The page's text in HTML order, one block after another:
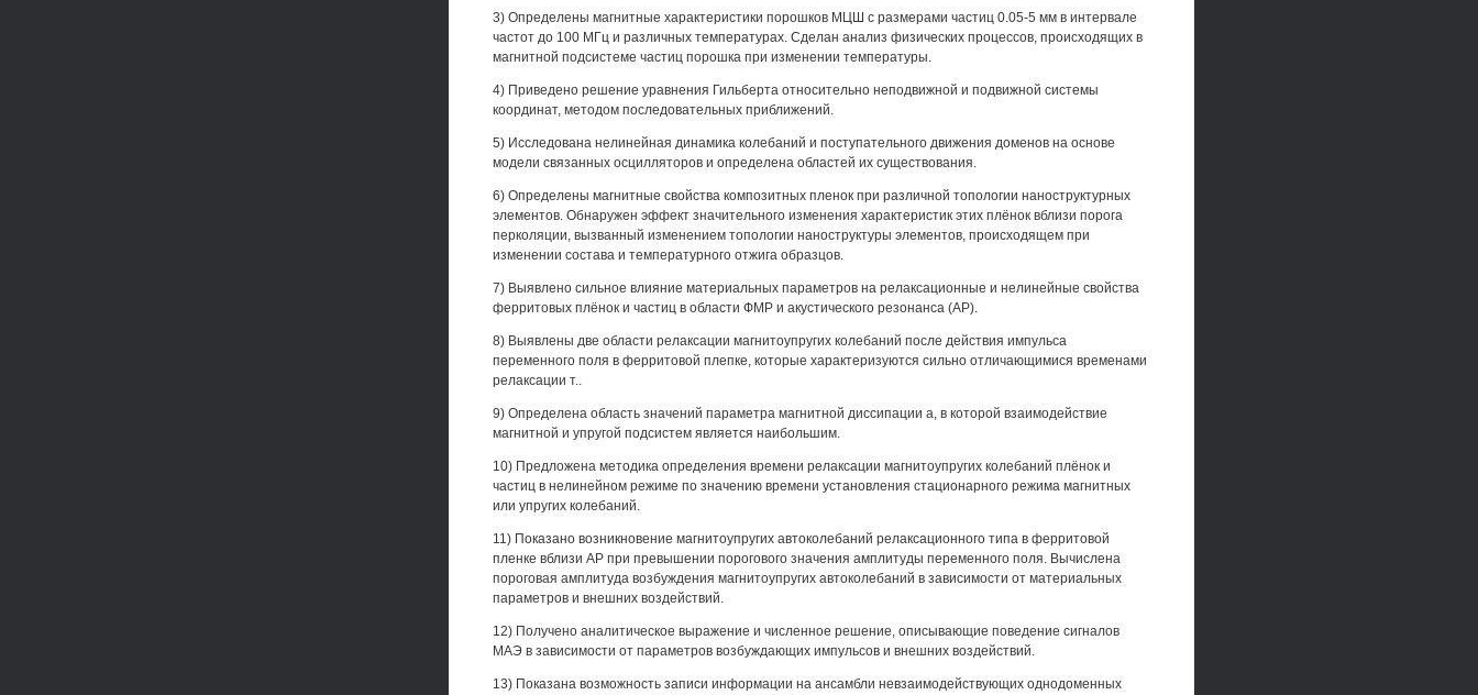
3) Определены магнитные характеристики порошков МЦШ с размерами частиц 0.05-5 мм в интервале
частот до 100 МГц и различных температурах. Сделан анализ физических процессов, происходящих в
магнитной подсистеме частиц порошка при изменении температуры.
4) Приведено решение уравнения Гильберта относительно неподвижной и подвижной системы
координат, методом последовательных приближений.
5) Исследована нелинейная динамика колебаний и поступательного движения доменов на основе
модели связанных осцилляторов и определена областей их существования.
6) Определены магнитные свойства композитных пленок при различной топологии наноструктурных
элементов. Обнаружен эффект значительного изменения характеристик этих плёнок вблизи порога
перколяции, вызванный изменением топологии наноструктуры элементов, происходящем при
изменении состава и температурного отжига образцов.
7) Выявлено сильное влияние материальных параметров на релаксационные и нелинейные свойства
ферритовых плёнок и частиц в области ФМР и акустического резонанса (АР).
8) Выявлены две области релаксации магнитоупругих колебаний после действия импульса
переменного поля в ферритовой плепке, которые характеризуются сильно отличающимися временами
релаксации т..
9) Определена область значений параметра магнитной диссипации а, в которой взаимодействие
магнитной и упругой подсистем является наибольшим.
10) Предложена методика определения времени релаксации магнитоупругих колебаний плёнок и
частиц в нелинейном режиме по значению времени установления стационарного режима магнитных
или упругих колебаний.
11) Показано возникновение магнитоупругих автоколебаний релаксационного типа в ферритовой
пленке вблизи АР при превышении порогового значения амплитуды переменного поля. Вычислена
пороговая амплитуда возбуждения магнитоупругих автоколебаний в зависимости от материальных
параметров и внешних воздействий.
12) Получено аналитическое выражение и численное решение, описывающие поведение сигналов
МАЭ в зависимости от параметров возбуждающих импульсов и внешних воздействий.
13) Показана возможность записи информации на ансамбли невзаимодействующих однодоменных